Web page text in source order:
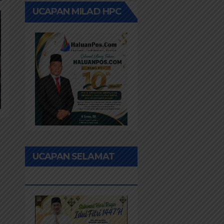
UCAPAN MILAD HPC
UCAPAN SELAMAT